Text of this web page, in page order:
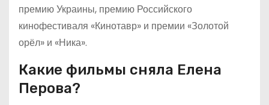
премию Украины, премию Российского
кинофестиваля «Кинотавр» и премии «Золотой
орёл» и «Ника».
Какие фильмы сняла Елена
Перова?